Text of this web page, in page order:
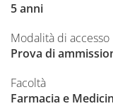
5 anni
Modalità di accesso
Prova di
Facoltà
Farmacia e